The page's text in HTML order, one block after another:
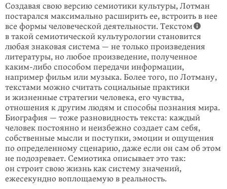
Создавая свою версию семиотики культуры, Лотман
постарался максимально расширить ее, встроить в нее
все формы человеческой деятельности. Текстом
в такой семиотической культурологии становится
любая знаковая система — не только произведения
литературы, но любое произведение, полученное
каким-либо способом передачи информации,
например фильм или музыка. Более того, по Лотману,
текстами можно считать социальные практики
и жизненные стратегии человека, его чувства,
отношения к другим людям и способы познания мира.
Биография — тоже разновидность текста: каждый
человек постоянно и неизбежно создает сам себя,
собственные мысли и поступки, эмоции и ощущения
по определенному сценарию, даже если он сам об этом
не подозревает. Семиотика описывает это так:
он строит свою жизнь как систему значений,
ежесекундно воплощаемую в реальность.